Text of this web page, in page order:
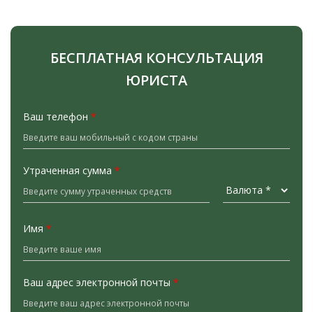
БЕСПЛАТНАЯ КОНСУЛЬТАЦИЯ
ЮРИСТА
Ваш телефон *
Утраченная сумма *
Имя *
Ваш адрес электронной почты *